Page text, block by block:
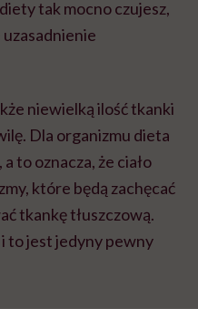
tak mocno czujesz,
uzasadnienie
niewielką ilość tkanki
Dla organizmu dieta
to oznacza, że ciało
które będą zachęcać
tkankę tłuszczową.
i to jest jedyny pewny